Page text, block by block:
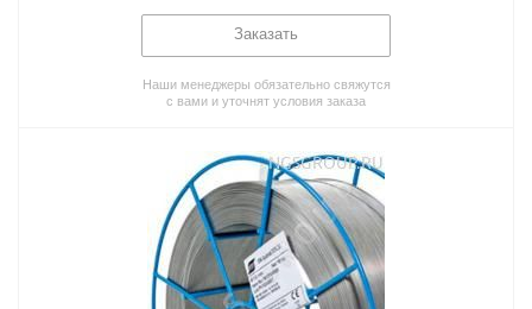
Заказать
Наши менеджеры обязательно свяжутся
с вами и уточнят условия заказа